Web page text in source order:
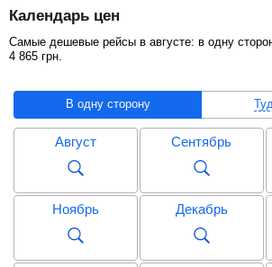
Календарь цен
Самые дешевые рейсы в августе: в одну
4 865 грн
В одну сторону
Август Сентябрь
Ноябрь Декабрь